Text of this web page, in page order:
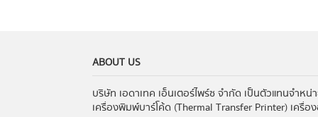
ABOUT US
บริษัท เอดาเทค เอ็นเตอร์ไพร์ซ จำกัด เป็นตัวแทนจำ
เครื่องพิมพ์บาร์โค้ด (Thermal Transfer Printer) เครื่อ